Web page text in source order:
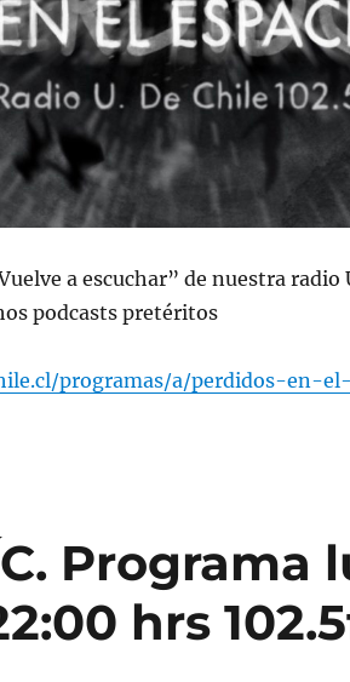
a escuchar” de nuestra radio
podcasts pretéritos
programas/a/perdidos-en-
Programa
hrs